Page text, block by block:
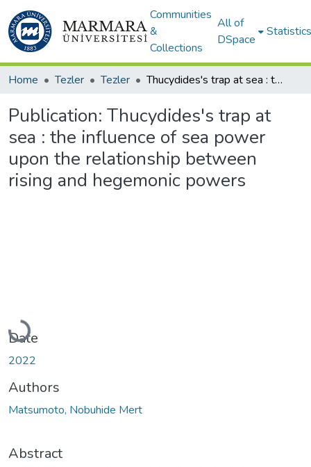
Communities
&
Collections
All of
DSpace
Statistics
Home Tezler Tezler Thucydides's trap at sea : the influence of sea power upon the relationship between rising and hegemonic powers
Publication: Thucydides's trap at
sea : the influence of sea power
upon the relationship between
rising and hegemonic powers
Loading...
Date
2022
Authors
Matsumoto, Nobuhide Mert
Abstract